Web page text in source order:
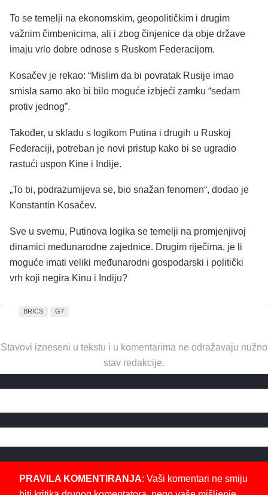
To se temelji na ekonomskim, geopolitičkim i drugim
važnim čimbenicima, ali i zbog činjenice da obje države
imaju vrlo dobre odnose s Ruskom Federacijom.
Kosačev je rekao: “Mislim da bi povratak Rusije imao
smisla samo ako bi bilo moguće izbjeći zamku “sedam
protiv jednog”.
Također, u skladu s logikom Putina i drugih u Ruskoj
Federaciji, potreban je novi pristup kako bi se ugradio
rastući uspon Kine i Indije.
„To bi, podrazumijeva se, bio snažan fenomen“, dodao je
Konstantin Kosačev.
Sve u svemu, Putinova logika se temelji na promjenjivoj
dinamici međunarodne zajednice. Drugim riječima, je li
moguće imati veliki međunarodni gospodarski i politički
vrh koji negira Kinu i Indiju?
BRICS G7
Stavovi izneseni u tekstu i u komentarima ne odražavaju nužno
stav redakcije.
PRAVILA KOMENTIRANJA: Vaši komentari ne smiju